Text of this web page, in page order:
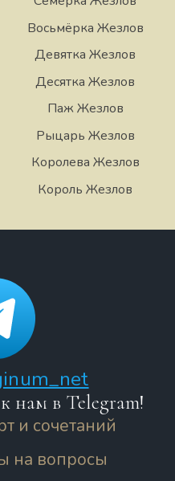
Восьмёрка Жезлов
Девятка Жезлов
Десятка Жезлов
Паж Жезлов
Рыцарь Жезлов
Королева Жезлов
Король Жезлов
нам в Telegram!
и сочетаний
на вопросы